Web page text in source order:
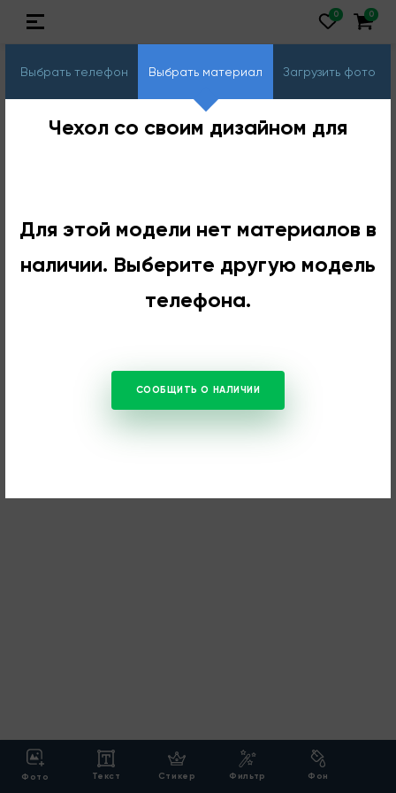
Выбрать телефон Выбрать материал Загрузить фото
Чехол со своим дизайном для
Для этой модели нет материалов в
наличии. Выберите другую модель
телефона.
СООБЩИТЬ О НАЛИЧИИ
Фото Текст Стикер Фильтр Фон